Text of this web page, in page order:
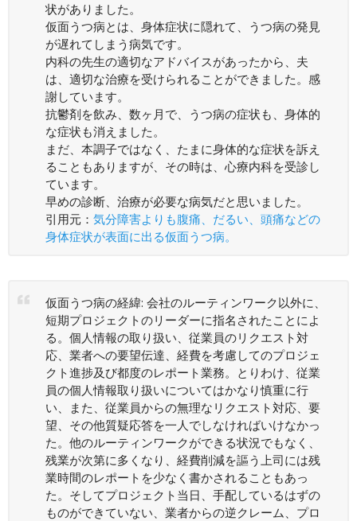
状がありました。
仮面うつ病とは、身体症状に隠れて、うつ病の発見
が遅れてしまう病気です。
内科の先生の適切なアドバイスがあったから、夫
は、適切な治療を受けられることができました。感
謝しています。
抗鬱剤を飲み、数ヶ月で、うつ病の症状も、身体的
な症状も消えました。
まだ、本調子ではなく、たまに身体的な症状を訴え
ることもありますが、その時は、心療内科を受診し
ています。
早めの診断、治療が必要な病気だと思いました。
引用元： 気分障害よりも腹痛、だるい、頭痛などの
身体症状が表面に出る仮面うつ病。
仮面うつ病の経緯: 会社のルーティンワーク以外に、
短期プロジェクトのリーダーに指名されたことによ
る。個人情報の取り扱い、従業員のリクエスト対
応、業者への要望伝達、経費を考慮してのプロジェ
クト進捗及び都度のレポート業務。とりわけ、従業
員の個人情報取り扱いについてはかなり慎重に行
い、また、従業員からの無理なリクエスト対応、要
望、その他質疑応答を一人でしなければいけなかっ
た。他のルーティンワークができる状況でもなく、
残業が次第に多くなり、経費削減を謳う上司には残
業時間のレポートを少なく書かされることもあっ
た。そしてプロジェクト当日、手配しているはずの
ものができていない、業者からの逆クレーム、プロ